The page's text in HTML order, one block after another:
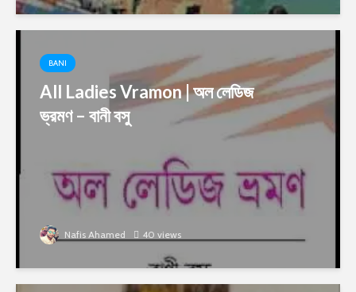
BANI
All Ladies Vramon | অল লেডিজ
ভ্রমণ – বানী বসু
Nafis Ahamed 40 views